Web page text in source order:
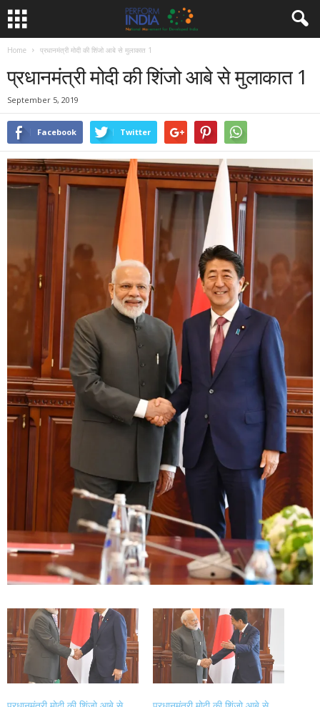
Home प्रधानमंत्री मोदी की शिंजो आबे से मुलाकात 1
प्रधानमंत्री मोदी की शिंजो आबे से मुलाकात 1
September 5, 2019
Facebook Twitter